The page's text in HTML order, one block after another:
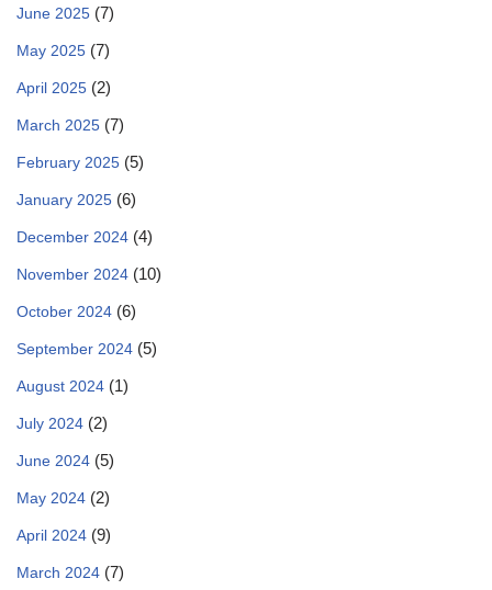
June 2025 (7)
May 2025 (7)
April 2025 (2)
March 2025 (7)
February 2025 (5)
January 2025 (6)
December 2024 (4)
November 2024 (10)
October 2024 (6)
September 2024 (5)
August 2024 (1)
July 2024 (2)
June 2024 (5)
May 2024 (2)
April 2024 (9)
March 2024 (7)